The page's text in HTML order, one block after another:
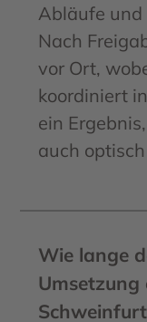
Abläufe
Nach
vor Ort,
koordiniert
ein
auch
Wie lange
Umsetzung